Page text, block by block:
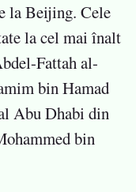
la Beijing. Cele
la cel mai înalt
Fattah al-
bin Hamad
Abu Dhabi din
bin